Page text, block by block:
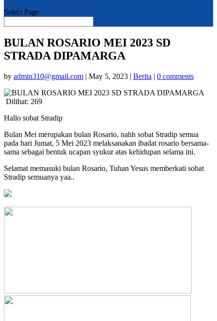
Select Page
BULAN ROSARIO MEI 2023 SD
STRADA DIPAMARGA
by admin310@gmail.com | May 5, 2023 | Berita | 0 comments
Dilihat: 269
Hallo sobat Stradip
Bulan Mei merupakan bulan Rosario, nahh sobat Stradip semua
pada hari Jumat, 5 Mei 2023 melaksanakan ibadat rosario bersama-
sama sebagai bentuk ucapan syukur atas kehidupan selama ini.
Selamat memasuki bulan Rosario, Tuhan Yesus memberkati sobat
Stradip semuanya yaa..